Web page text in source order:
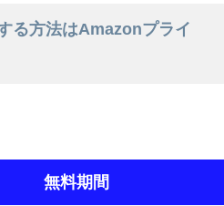
る方法はAmazonプライ
無料期間